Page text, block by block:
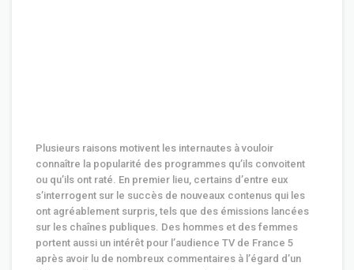
Plusieurs raisons motivent les internautes à vouloir
connaître la popularité des programmes qu’ils convoitent
ou qu’ils ont raté. En premier lieu, certains d’entre eux
s’interrogent sur le succès de nouveaux contenus qui les
ont agréablement surpris, tels que des émissions lancées
sur les chaînes publiques. Des hommes et des femmes
portent aussi un intérêt pour l’audience TV de France 5
après avoir lu de nombreux commentaires à l’égard d’un